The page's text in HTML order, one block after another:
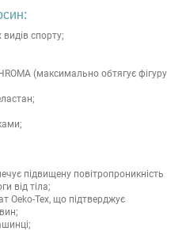
спорту;
(максимально обтягує фігуру
підвищену повітропроникність
від тіла;
Oeko-Tex, що підтверджує